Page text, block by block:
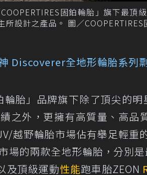
固鉑輪胎」旗下最頂
所設計之產品。 圖／COOPERTIRES
Discoverer全地形輪胎系列
鉑輪胎」品牌旗下除了頂尖的
之外，更擁有高質量、高品
越野輪胎市場佔有舉足輕重
場的兩款全地形輪胎，分別
及頂級運動性能跑車胎ZEON